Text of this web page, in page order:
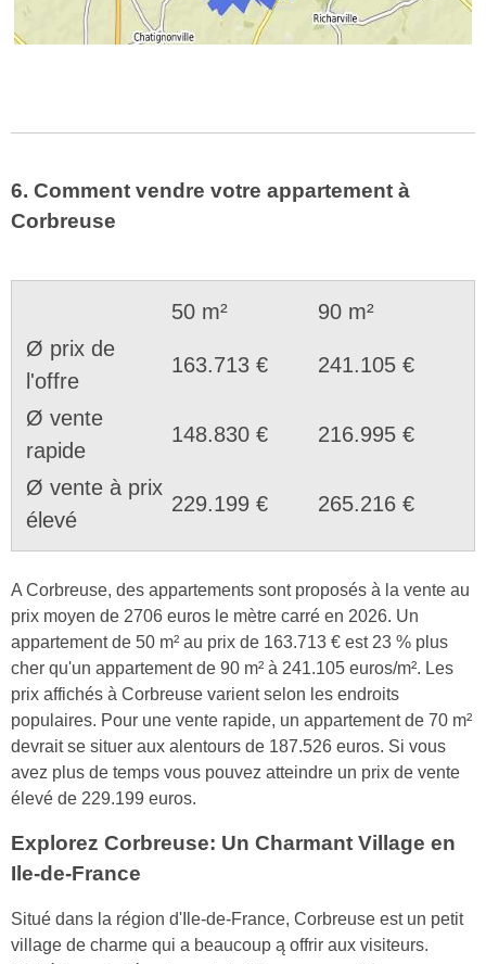
6. Comment vendre votre appartement à
Corbreuse
50 m²
90 m²
Ø prix de
l'offre
163.713 € 241.105 €
Ø vente
rapide
148.830 € 216.995 €
Ø vente à prix
élevé
229.199 € 265.216 €
A Corbreuse, des appartements sont proposés à la vente au
prix moyen de 2706 euros le mètre carré en 2026. Un
appartement de 50 m² au prix de 163.713 € est 23 % plus
cher qu'un appartement de 90 m² à 241.105 euros/m². Les
prix affichés à Corbreuse varient selon les endroits
populaires. Pour une vente rapide, un appartement de 70 m²
devrait se situer aux alentours de 187.526 euros. Si vous
avez plus de temps vous pouvez atteindre un prix de vente
élevé de 229.199 euros.
Explorez Corbreuse: Un Charmant Village en
Ile-de-France
Situé dans la région d'Ile-de-France, Corbreuse est un petit
village de charme qui a beaucoup ą offrir aux visiteurs.